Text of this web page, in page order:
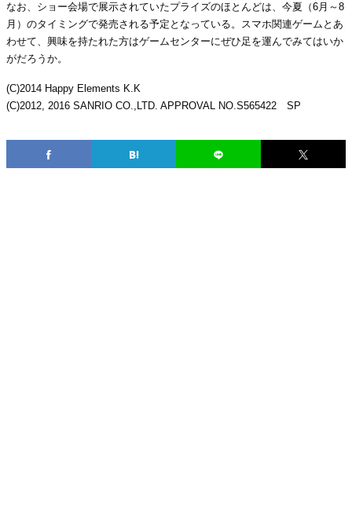
なお、ショー会場で展示されていたプライズのほとんどは、今夏（6月～8
月）のタイミングで発売される予定となっている。スマホ関連ゲームとあ
わせて、興味を持たれた方はゲームセンターにぜひ足を運んでみてはいか
がだろうか。
(C)2014 Happy Elements K.K
(C)2012, 2016 SANRIO CO.,LTD. APPROVAL NO.S565422 SP